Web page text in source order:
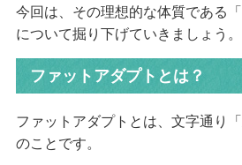
今回は、その理想的な体質である「
について掘り下げていきましょう。
ファットアダプトとは？
ファットアダプトとは、文字通り「
のことです。